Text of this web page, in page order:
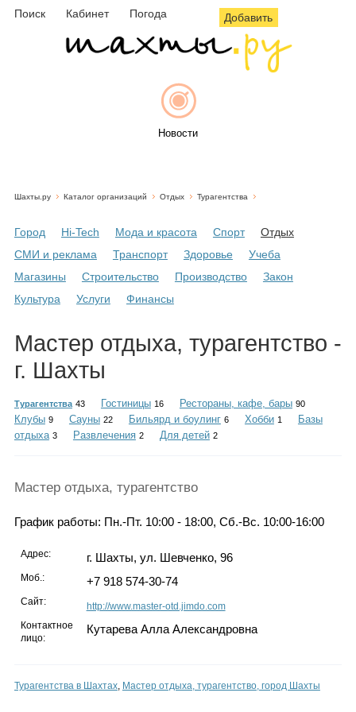
Поиск Кабинет Погода Добавить
Новости
Объявления
Инфо
Карты
Шахты.ру Каталог организаций Отдых Турагентства
Город Hi-Tech Мода и красота Спорт
Отдых
СМИ и реклама
Транспорт Здоровье
Учеба
Магазины
Строительство Производство
Закон
Культура
Услуги Финансы
Мастер отдыха, турагентство -
г. Шахты
Турагентства 43 Гостиницы 16 Рестораны, кафе, бары 90
Клубы 9 Сауны 22 Бильярд и боулинг 6 Хобби 1
Базы
отдыха 3 Развлечения 2 Для детей 2
Мастер отдыха, турагентство
График работы: Пн.-Пт. 10:00 - 18:00, Сб.-Вс. 10:00-16:00
Адрес: г. Шахты, ул. Шевченко, 96
Моб.: +7 918 574-30-74
Сайт:
http://www.master-otd.jimdo.com
Контактное
лицо:
Кутарева Алла Александровна
Турагентства в Шахтах, Мастер отдыха, турагентство, город Шахты